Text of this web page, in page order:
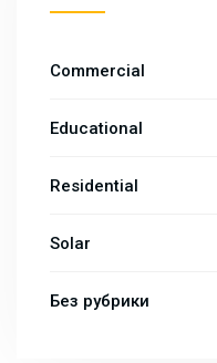
Commercial
Educational
Residential
Solar
Без рубрики